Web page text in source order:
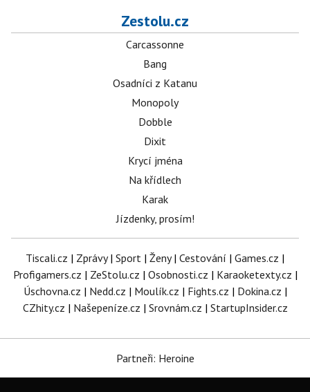
Zestolu.cz
Carcassonne
Bang
Osadníci z Katanu
Monopoly
Dobble
Dixit
Krycí jména
Na křídlech
Karak
Jízdenky, prosím!
Tiscali.cz | Zprávy| Sport | Ženy| Cestování | Games.cz |
Profigamers.cz | ZeStolu.cz | Osobnosti.cz | Karaoketexty.cz |
Úschovna.cz | Nedd.cz | Moulík.cz | Fights.cz | Dokina.cz |
CZhity.cz | Našepeníze.cz | Srovnám.cz | StartupInsider.cz
Partneři: Heroine